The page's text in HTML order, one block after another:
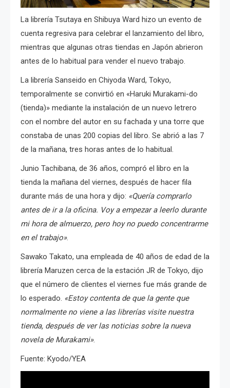
La librería Tsutaya en Shibuya Ward hizo un evento de
cuenta regresiva para celebrar el lanzamiento del libro,
mientras que algunas otras tiendas en Japón abrieron
antes de lo habitual para vender el nuevo trabajo.
La librería Sanseido en Chiyoda Ward, Tokyo,
temporalmente se convirtió en «Haruki Murakami-do
(tienda)» mediante la instalación de un nuevo letrero
con el nombre del autor en su fachada y una torre que
constaba de unas 200 copias del libro. Se abrió a las 7
de la mañana, tres horas antes de lo habitual.
Junio ​​Tachibana, de 36 años, compró el libro en la
tienda la mañana del viernes, después de hacer fila
durante más de una hora y dijo: «Quería comprarlo
antes de ir a la oficina. Voy a empezar a leerlo durante
mi hora de almuerzo, pero hoy no puedo concentrarme
en el trabajo».
Sawako Takato, una empleada de 40 años de edad de la
librería Maruzen cerca de la estación JR de Tokyo, dijo
que el número de clientes el viernes fue más grande de
lo esperado. «Estoy contenta de que la gente que
normalmente no viene a las librerías visite nuestra
tienda, después de ver las noticias sobre la nueva
novela de Murakami».
Fuente: Kyodo/YEA